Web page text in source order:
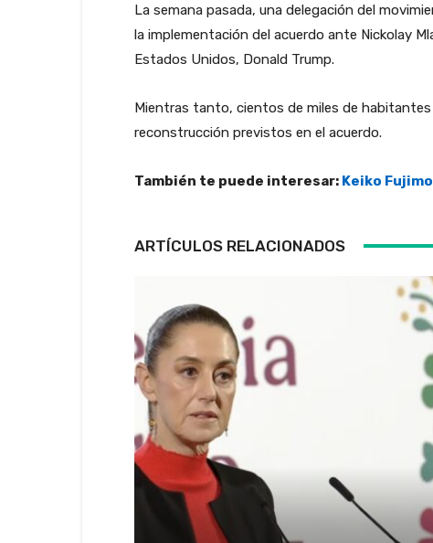
La semana pasada, una delegación del
la implementación del acuerdo ante Nickolay
Estados Unidos, Donald Trump.
Mientras tanto, cientos de miles de
reconstrucción previstos en el acuerdo.
También te puede interesar: Keiko
ARTÍCULOS RELACIONADOS